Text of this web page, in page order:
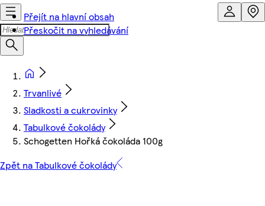
Přejít na hlavní obsah
Přeskočit na vyhledávání
Trvanlivé
Sladkosti a cukrovinky
Tabulkové čokolády
Schogetten Hořká čokoláda 100g
Zpět na Tabulkové čokolády